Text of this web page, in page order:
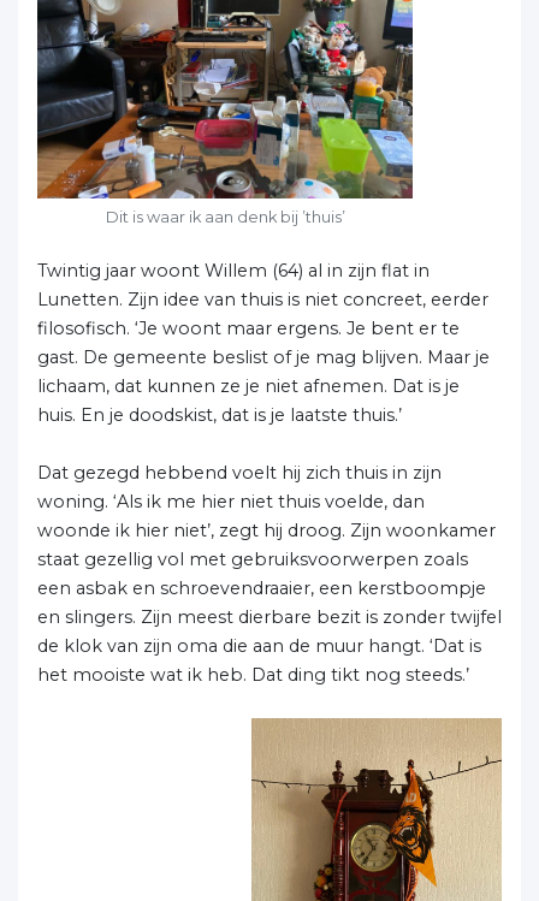
Dit is waar ik aan denk bij ’thuis’
Twintig jaar woont Willem (64) al in zijn flat in
Lunetten. Zijn idee van thuis is niet concreet, eerder
filosofisch. ‘Je woont maar ergens. Je bent er te
gast. De gemeente beslist of je mag blijven. Maar je
lichaam, dat kunnen ze je niet afnemen. Dat is je
huis. En je doodskist, dat is je laatste thuis.’
Dat gezegd hebbend voelt hij zich thuis in zijn
woning. ‘Als ik me hier niet thuis voelde, dan
woonde ik hier niet’, zegt hij droog. Zijn woonkamer
staat gezellig vol met gebruiksvoorwerpen zoals
een asbak en schroevendraaier, een kerstboompje
en slingers. Zijn meest dierbare bezit is zonder twijfel
de klok van zijn oma die aan de muur hangt. ‘Dat is
het mooiste wat ik heb. Dat ding tikt nog steeds.’